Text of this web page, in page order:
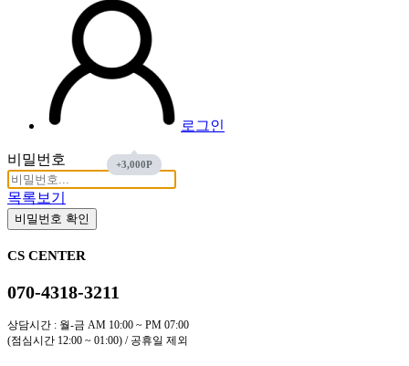
로그인
비밀번호
목록보기
비밀번호 확인
CS CENTER
070-4318-3211
상담시간 : 월-금 AM 10:00 ~ PM 07:00
(점심시간 12:00 ~ 01:00) / 공휴일 제외